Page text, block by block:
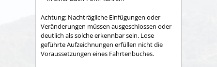
Achtung: Nachträgliche Einfügungen oder
Veränderungen müssen ausgeschlossen oder
deutlich als solche erkennbar sein. Lose
geführte Aufzeichnungen erfüllen nicht die
Voraussetzungen eines Fahrtenbuches.